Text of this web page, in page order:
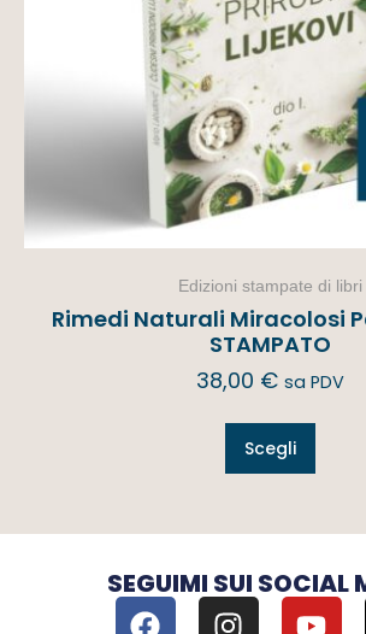
Edizioni stampate di libri
Rimedi Naturali Miracolosi
STAMPATO
38,00 € sa PDV
Scegli
SEGUIMI SUI SOCIAL